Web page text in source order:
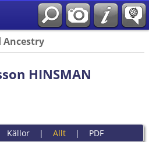
Ancestry
HINSMAN
Källor| Allt| PDF